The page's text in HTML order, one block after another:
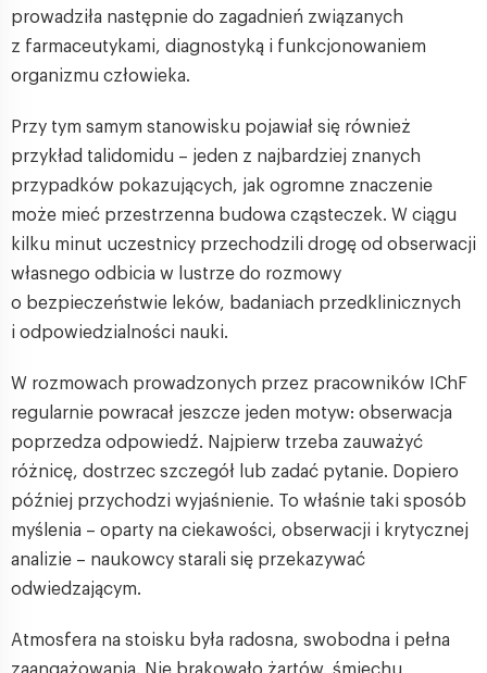
prowadziła następnie do zagadnień związanych
z farmaceutykami, diagnostyką i funkcjonowaniem
organizmu człowieka.
Przy tym samym stanowisku pojawiał się również
przykład talidomidu – jeden z najbardziej znanych
przypadków pokazujących, jak ogromne znaczenie
może mieć przestrzenna budowa cząsteczek. W ciągu
kilku minut uczestnicy przechodzili drogę od obserwacji
własnego odbicia w lustrze do rozmowy
o bezpieczeństwie leków, badaniach przedklinicznych
i odpowiedzialności nauki.
W rozmowach prowadzonych przez pracowników IChF
regularnie powracał jeszcze jeden motyw: obserwacja
poprzedza odpowiedź. Najpierw trzeba zauważyć
różnicę, dostrzec szczegół lub zadać pytanie. Dopiero
później przychodzi wyjaśnienie. To właśnie taki sposób
myślenia – oparty na ciekawości, obserwacji i krytycznej
analizie – naukowcy starali się przekazywać
odwiedzającym.
Atmosfera na stoisku była radosna, swobodna i pełna
zaangażowania. Nie brakowało żartów, śmiechu